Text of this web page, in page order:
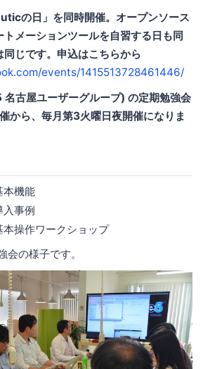
の日」を同時開催。オープンソース
メーションツールを自習する日も同
じです。申込はこちらから
events/1415513728461446/
古屋ユーザーグループ) の定期勉強会
から、毎月第3火曜日夜開催になりま
機能
事例
操作ワークショップ
の様子です。